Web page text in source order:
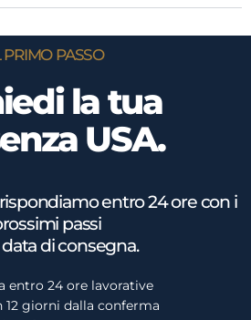
PRIMO PASSO
la tua
USA.
rispondiamo entro 24 ore con i
passi
di consegna.
entro 24 ore lavorative
12 giorni dalla conferma